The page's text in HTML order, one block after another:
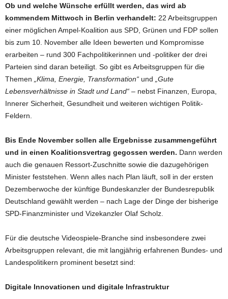
Ob und welche Wünsche erfüllt werden, das wird ab
kommendem Mittwoch in Berlin verhandelt: 22 Arbeitsgruppen
einer möglichen Ampel-Koalition aus SPD, Grünen und FDP sollen
bis zum 10. November alle Ideen bewerten und Kompromisse
erarbeiten – rund 300 Fachpolitikerinnen und -politiker der drei
Parteien sind daran beteiligt. So gibt es Arbeitsgruppen für die
Themen
„Klima, Energie, Transformation“ und
„Gute
Lebensverhältnisse in Stadt und Land“ – nebst Finanzen, Europa,
Innerer Sicherheit, Gesundheit und weiteren wichtigen Politik-
Feldern.
Bis Ende November sollen alle Ergebnisse zusammengeführt
und in einen Koalitionsvertrag gegossen werden. Dann werden
auch die genauen Ressort-Zuschnitte sowie die dazugehörigen
Minister feststehen. Wenn alles nach Plan läuft, soll in der ersten
Dezemberwoche der künftige Bundeskanzler der Bundesrepublik
Deutschland gewählt werden – nach Lage der Dinge der bisherige
SPD-Finanzminister und Vizekanzler Olaf Scholz.
Für die deutsche Videospiele-Branche sind insbesondere zwei
Arbeitsgruppen relevant, die mit langjährig erfahrenen Bundes- und
Landespolitikern prominent besetzt sind:
Digitale Innovationen und digitale Infrastruktur